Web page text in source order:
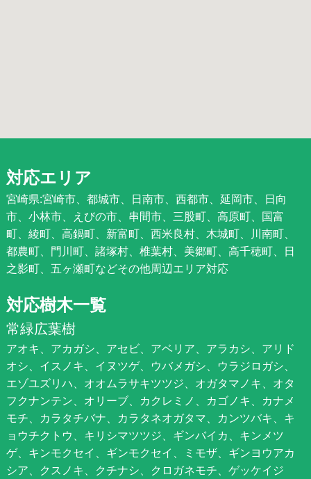
対応エリア
宮崎県:宮崎市、都城市、日南市、西都市、延岡市、日向
市、小林市、えびの市、串間市、三股町、高原町、国富
町、綾町、高鍋町、新富町、西米良村、木城町、川南町、
都農町、門川町、諸塚村、椎葉村、美郷町、高千穂町、日
之影町、五ヶ瀬町などその他周辺エリア対応
対応樹木一覧
常緑広葉樹
アオキ、アカガシ、アセビ、アベリア、アラカシ、アリド
オシ、イスノキ、イヌツゲ、ウバメガシ、ウラジロガシ、
エゾユズリハ、オオムラサキツツジ、オガタマノキ、オタ
フクナンテン、オリーブ、カクレミノ、カゴノキ、カナメ
モチ、カラタチバナ、カラタネオガタマ、カンツバキ、キ
ョウチクトウ、キリシマツツジ、ギンバイカ、キンメツ
ゲ、キンモクセイ、ギンモクセイ、ミモザ、ギンヨウアカ
シア、クスノキ、クチナシ、クロガネモチ、ゲッケイジ